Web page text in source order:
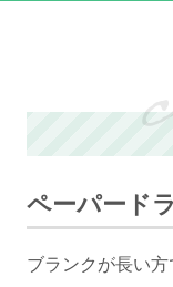
ペーパード
ブランクが長い